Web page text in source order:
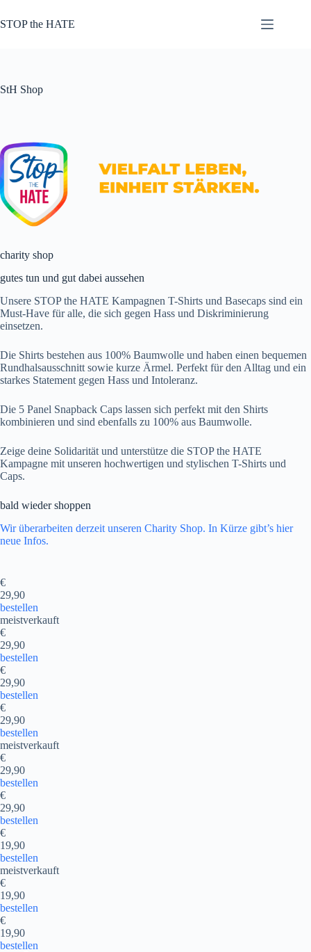
Inhalt
springen
STOP the HATE
StH Shop
charity shop
gutes tun und gut dabei aussehen
Unsere STOP the HATE Kampagnen T-Shirts und Basecaps sind ein
Must-Have für alle, die sich gegen Hass und Diskriminierung
einsetzen.
Die Shirts bestehen aus 100% Baumwolle und haben einen bequemen
Rundhalsausschnitt sowie kurze Ärmel. Perfekt für den Alltag und ein
starkes Statement gegen Hass und Intoleranz.
Die 5 Panel Snapback Caps lassen sich perfekt mit den Shirts
kombinieren und sind ebenfalls zu 100% aus Baumwolle.
Zeige deine Solidarität und unterstütze die STOP the HATE
Kampagne mit unseren hochwertigen und stylischen T-Shirts und
Caps.
bald wieder shoppen
Wir überarbeiten derzeit unseren Charity Shop. In Kürze gibt’s hier
neue Infos.
€
29,90
bestellen
meistverkauft
€
29,90
bestellen
€
29,90
bestellen
€
29,90
bestellen
meistverkauft
€
29,90
bestellen
€
29,90
bestellen
€
19,90
bestellen
meistverkauft
€
19,90
bestellen
€
19,90
bestellen